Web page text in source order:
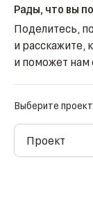
Рады, что вы
Поделитесь,
и расскажите,
и поможет нам
Выберите проект